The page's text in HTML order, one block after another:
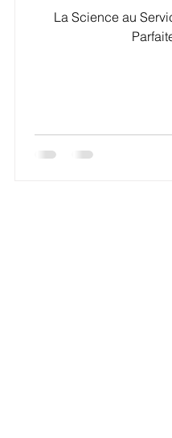
La Science au